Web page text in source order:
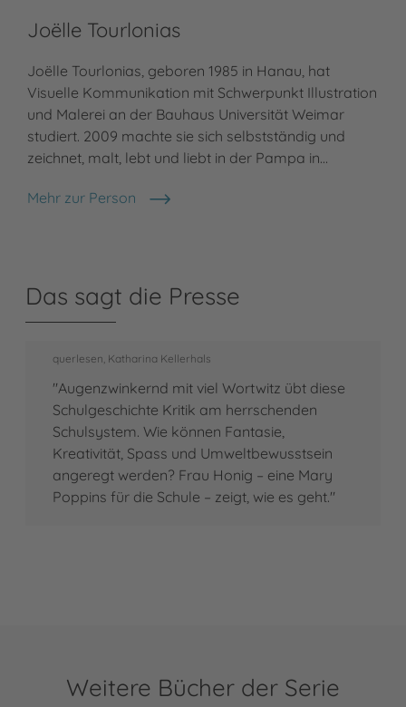
Joëlle Tourlonias
Joëlle Tourlonias, geboren 1985 in Hanau, hat
Visuelle Kommunikation mit Schwerpunkt Illustration
und Malerei an der Bauhaus Universität Weimar
studiert. 2009 machte sie sich selbstständig und
zeichnet, malt, lebt und liebt in der Pampa in…
Mehr zur Person
Joëlle Tourlonias
Das sagt die Presse
querlesen, Katharina Kellerhals
"Augenzwinkernd mit viel Wortwitz übt diese
Schulgeschichte Kritik am herrschenden
Schulsystem. Wie können Fantasie,
Kreativität, Spass und Umweltbewusstsein
angeregt werden? Frau Honig – eine Mary
Poppins für die Schule – zeigt, wie es geht."
Weitere Bücher der Serie